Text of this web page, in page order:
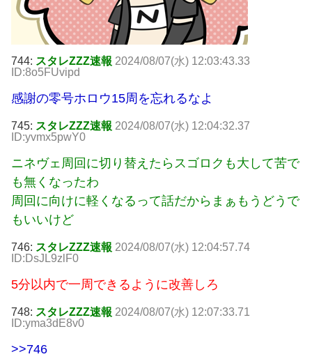
744: スタレZZZ速報 2024/08/07(水) 12:03:43.33
ID:8o5FUvipd
感謝の零号ホロウ15周を忘れるなよ
745: スタレZZZ速報 2024/08/07(水) 12:04:32.37
ID:yvmx5pwY0
ニネヴェ周回に切り替えたらスゴロクも大して苦で
も無くなったわ
周回に向けに軽くなるって話だからまぁもうどうで
もいいけど
746: スタレZZZ速報 2024/08/07(水) 12:04:57.74
ID:DsJL9zlF0
5分以内で一周できるように改善しろ
748: スタレZZZ速報 2024/08/07(水) 12:07:33.71
ID:yma3dE8v0
>>746